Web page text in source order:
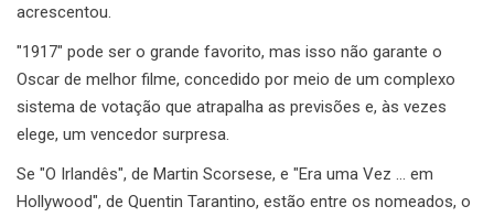
acrescentou.
"1917" pode ser o grande favorito, mas isso não garante o
Oscar de melhor filme, concedido por meio de um complexo
sistema de votação que atrapalha as previsões e, às vezes
elege, um vencedor surpresa.
Se "O Irlandês", de Martin Scorsese, e "Era uma Vez … em
Hollywood", de Quentin Tarantino, estão entre os nomeados, o